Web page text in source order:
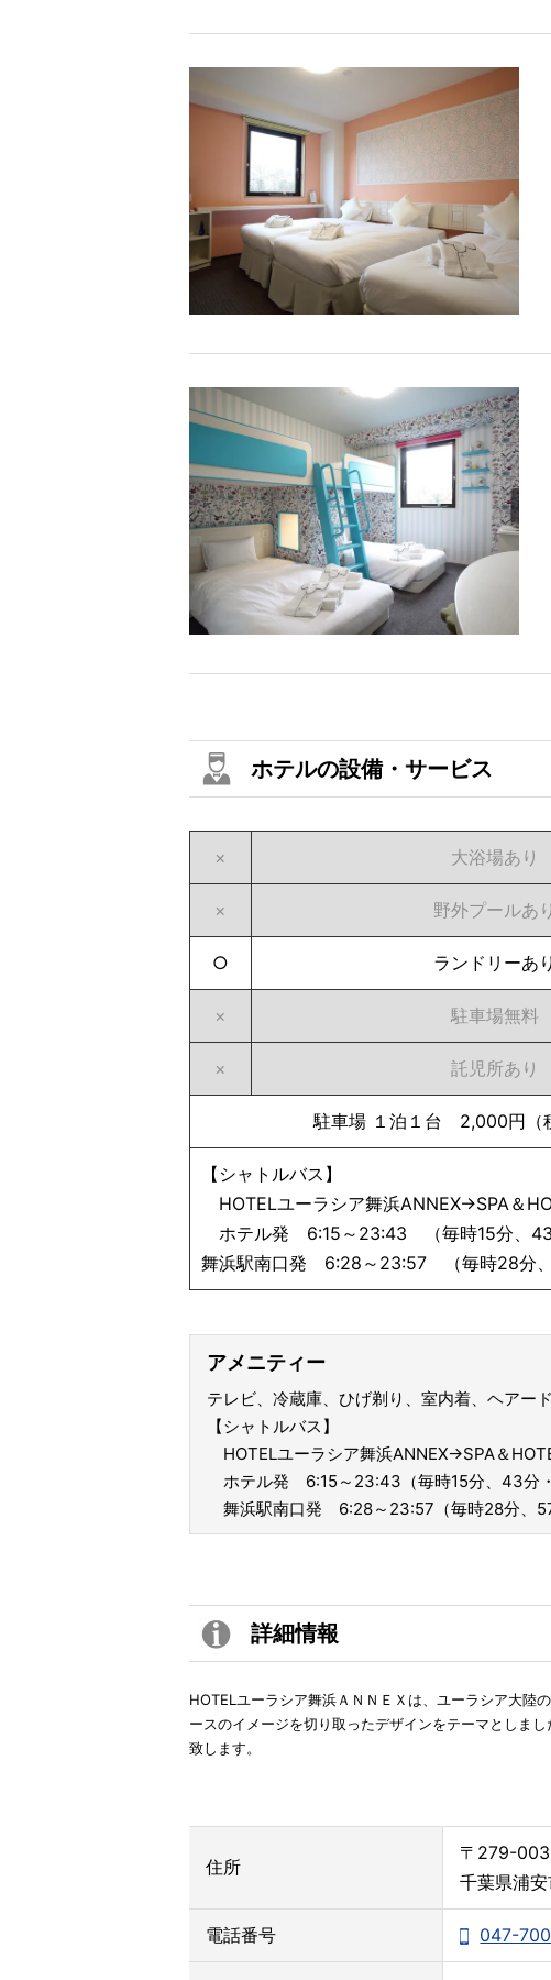
ホテルの設備・サービス
× 大浴場あり
× 野外プールあり
○ ランドリーあり
× 駐車場無料
× 託児所あり
駐車場 １泊１台 2,000円（
【シャトルバス】
HOTELユーラシア舞浜ANNEX→SPA＆
ホテル発 6:15～23:43 （毎時15分、43
舞浜駅南口発 6:28～23:57 （毎時28分、
アメニティー
テレビ、冷蔵庫、ひげ剃り、室内着、ヘアー
【シャトルバス】
HOTELユーラシア舞浜ANNEX→SPA＆
ホテル発 6:15～23:43（毎時15分、43分
舞浜駅南口発 6:28～23:57（毎時28分、57
詳細情報
HOTELユーラシア舞浜ＡＮＮＥＸは、ユーラシア大陸
ースのイメージを切り取ったデザインをテーマとしま
致します。
住所
〒279-
千葉県浦
電話番号 047-